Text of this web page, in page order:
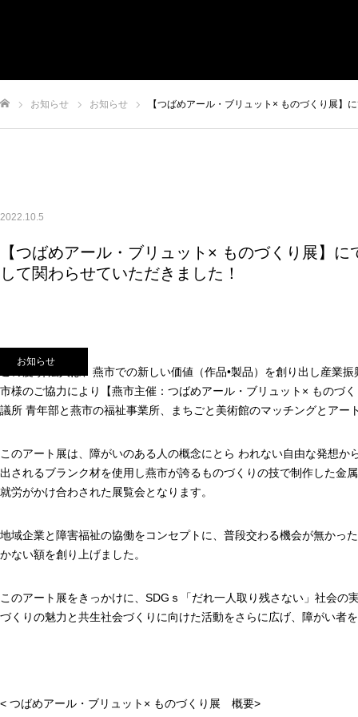
お知らせ お知らせ 【つばめアール・ブリュット× ものづくり展】にて
2022.10.5
【つばめアール・ブリュット× ものづくり展】
して関わらせていただきました！
お知らせ
この度 弊法人は、燕市での新しい価値（作品•製品）を創り出し産業
市様のご協力により【燕市主催：つばめアール・ブリュット× ものづ
議所 青年部と燕市の福祉事業所、まちごと美術館のマッチングとアー
このアート展は、障がいのある人の概念にとら われない自由な発想
出されるブランク材を使用し燕市が誇るものづくりの技で制作した金
就労がかけ合わされた展覧会となります。
地域企業と障害福祉の協働をコンセプトに、普段交わる機会が無かっ
かない額を創り上げました。
このアート展をきっかけに、SDGｓ「だれ一人取り残さない」社会
づくりの魅力と共生社会づくりに向けた活動をさらに広げ、障がい者
< つばめアール・ブリュット× ものづくり展 概要>